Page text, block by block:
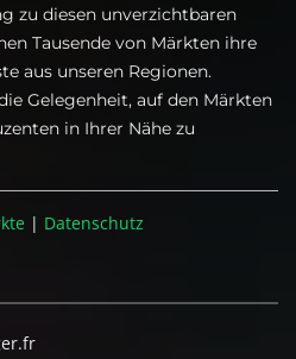
zu diesen unverzichtbaren
Tausende von Märkten ihre
aus unseren Regionen.
Gelegenheit, auf den Märkten
in Ihrer Nähe zu
| Datenschutz